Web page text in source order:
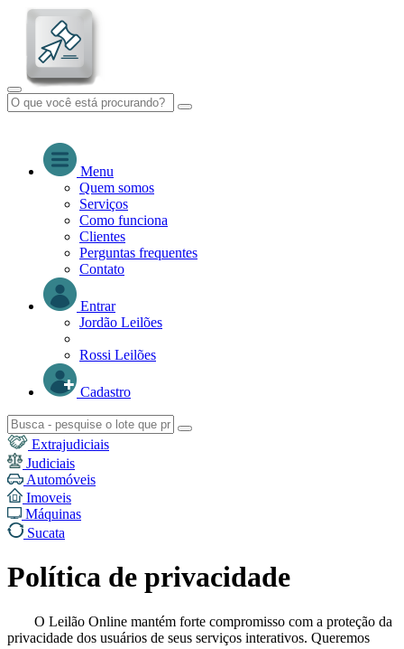
Menu
Quem somos
Serviços
Como funciona
Clientes
Perguntas frequentes
Contato
Entrar
Jordão Leilões
Rossi Leilões
Cadastro
Extrajudiciais
Judiciais
Automóveis
Imoveis
Máquinas
Sucata
Política de privacidade
O Leilão Online mantém forte compromisso com a proteção da
privacidade dos usuários de seus serviços interativos. Queremos